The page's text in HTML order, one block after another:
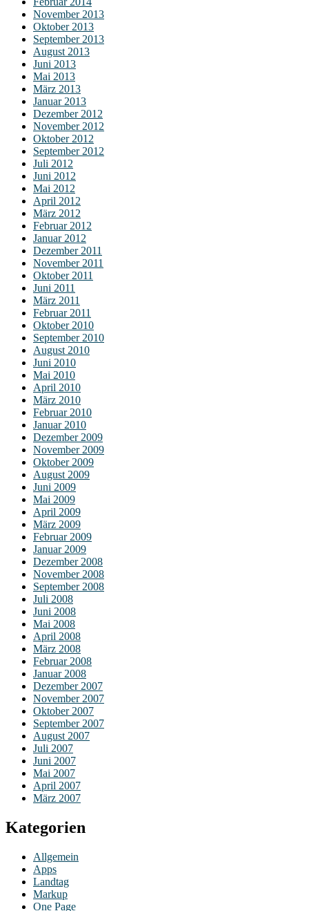
November 2013
Oktober 2013
September 2013
August 2013
Juni 2013
Mai 2013
März 2013
Januar 2013
Dezember 2012
November 2012
Oktober 2012
September 2012
Juli 2012
Juni 2012
Mai 2012
April 2012
März 2012
Februar 2012
Januar 2012
Dezember 2011
November 2011
Oktober 2011
Juni 2011
März 2011
Februar 2011
Oktober 2010
September 2010
August 2010
Juni 2010
Mai 2010
April 2010
März 2010
Februar 2010
Januar 2010
Dezember 2009
November 2009
Oktober 2009
August 2009
Juni 2009
Mai 2009
April 2009
März 2009
Februar 2009
Januar 2009
Dezember 2008
November 2008
September 2008
Juli 2008
Juni 2008
Mai 2008
April 2008
März 2008
Februar 2008
Januar 2008
Dezember 2007
November 2007
Oktober 2007
September 2007
August 2007
Juli 2007
Juni 2007
Mai 2007
April 2007
März 2007
Kategorien
Allgemein
Apps
Landtag
Markup
One Page